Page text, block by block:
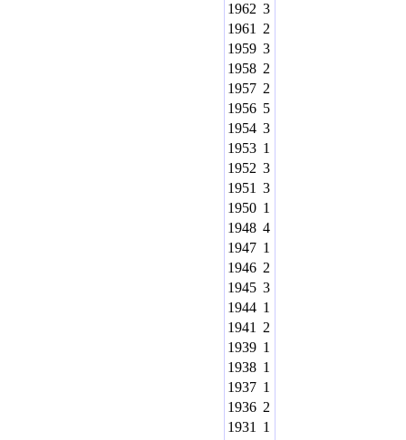
1962 3
1961
2
1959 3
1958 2
1957 2
1956 5
1954 3
1953 1
1952 3
1951 3
1950 1
1948 4
1947 1
1946 2
1945 3
1944 1
1941
2
1939 1
1938 1
1937 1
1936 2
1931
1